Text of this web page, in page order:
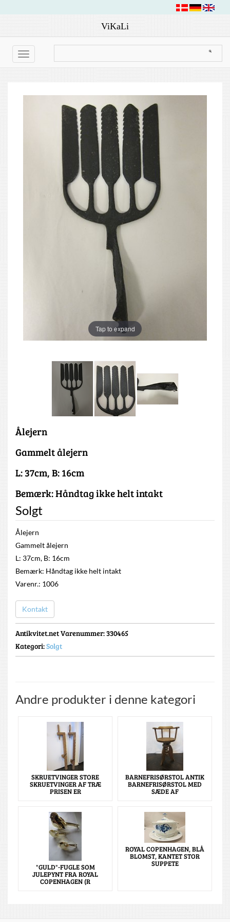
ViKaLi
Toggle
navigation
Tap to expand
Ålejern
Gammelt ålejern
L: 37cm, B: 16cm
Bemærk: Håndtag ikke helt intakt
Solgt
Ålejern
Gammelt ålejern
L: 37cm, B: 16cm
Bemærk: Håndtag ikke helt intakt
Varenr.: 1006
Kontakt
Antikvitet.net Varenummer: 330465
Kategori:Solgt
Andre produkter i denne kategori
SKRUETVINGER STORE
SKRUETVINGER AF TRÆ
PRISEN ER
BARNEFRISØRSTOL ANTIK
BARNEFRISØRSTOL MED
SÆDE AF
"GULD"-FUGLE SOM
JULEPYNT FRA ROYAL
COPENHAGEN (R
ROYAL COPENHAGEN, BLÅ
BLOMST, KANTET STOR
SUPPETE